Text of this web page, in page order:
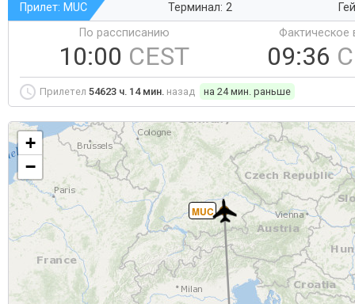
Прилет: MUC Терминал: 2
По рассписанию
10:00 CEST
Фактическое
09:36
Прилетел 54623 ч. 14 мин. назад на 24 мин. раньше
MUC
+
−